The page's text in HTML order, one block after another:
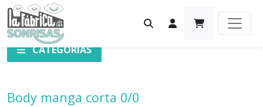
CATEGORÍAS
Body manga corta 0/0